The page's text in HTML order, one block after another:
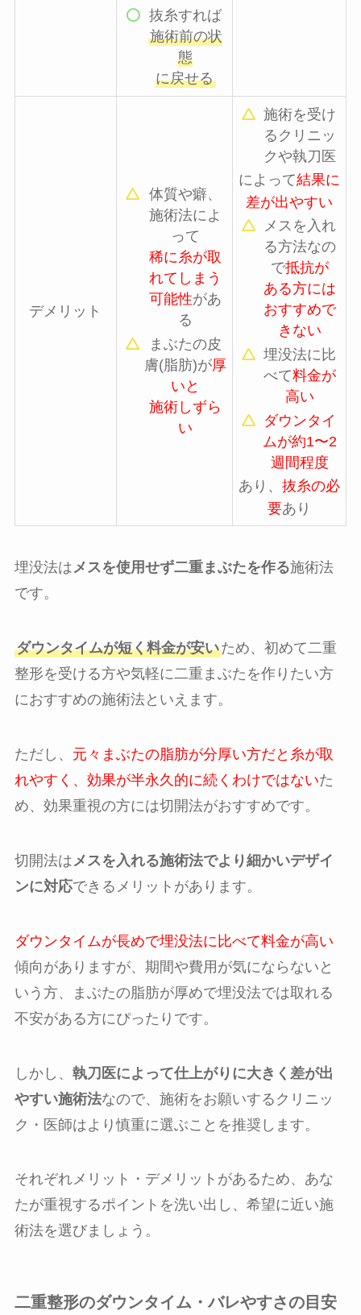
抜糸すれば
施術前の状
態
に戻せる
デメリット
体質や癖、
施術法によ
って
稀に糸が取
れてしまう
可能性があ
る
まぶたの皮
膚(脂肪)が厚
いと
施術しずら
い
施術を受け
るクリニッ
クや執刀医
によって結果に
差が出やすい
メスを入れ
る方法なの
で抵抗が
ある方には
おすすめで
きない
埋没法に比
べて料金が
高い
ダウンタイ
ムが約1〜2
週間程度
あり、 抜糸の必
要あり
埋没法はメスを使用せず二重まぶたを作る施術法
です。
ダウンタイムが短く料金が安いため、初めて二重
整形を受ける方や気軽に二重まぶたを作りたい方
におすすめの施術法といえます。
ただし、 元々まぶたの脂肪が分厚い方だと糸が取
れやすく、効果が半永久的に続くわけではないた
め、効果重視の方には切開法がおすすめです。
切開法は メスを入れる施術法でより細かいデザイ
ンに対応できるメリットがあります。
ダウンタイムが長めで埋没法に比べて料金が高い
傾向がありますが、期間や費用が気にならないと
いう方、まぶたの脂肪が厚めで埋没法では取れる
不安がある方にぴったりです。
しかし、 執刀医によって仕上がりに大きく差が出
やすい施術法なので、施術をお願いするクリニッ
ク・医師はより慎重に選ぶことを推奨します。
それぞれメリット・デメリットがあるため、あな
たが重視するポイントを洗い出し、希望に近い施
術法を選びましょう。
二重整形のダウンタイム・バレやすさの目安